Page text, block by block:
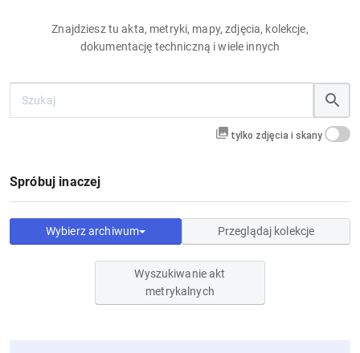
Znajdziesz tu akta, metryki, mapy, zdjęcia, kolekcje,
dokumentację techniczną i wiele innych
tylko zdjęcia i skany
Spróbuj inaczej
Wybierz archiwum Przeglądaj kolekcje
Wyszukiwanie akt
metrykalnych